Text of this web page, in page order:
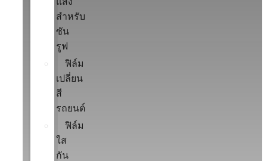
สำหรับ
ซัน
รูฟ
ฟิล์ม
เปลี่ยน
สี
รถยนต์
ฟิล์ม
ใส
กัน